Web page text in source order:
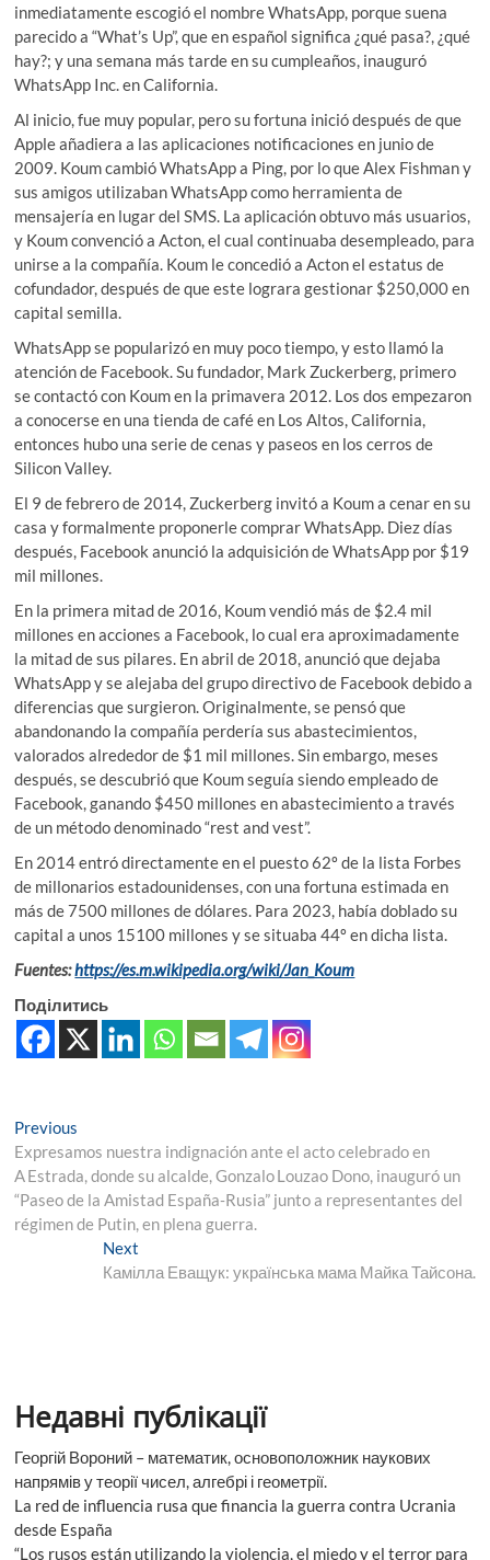
inmediatamente escogió el nombre WhatsApp, porque suena
parecido a “What’s Up”, que en español significa ¿qué pasa?, ¿qué
hay?; y una semana más tarde en su cumpleaños, inauguró
WhatsApp Inc. en California.
Al inicio, fue muy popular, pero su fortuna inició después de que
Apple añadiera a las aplicaciones notificaciones en junio de
2009. Koum cambió WhatsApp a Ping, por lo que Alex Fishman y
sus amigos utilizaban WhatsApp como herramienta de
mensajería en lugar del SMS. La aplicación obtuvo más usuarios,
y Koum convenció a Acton, el cual continuaba desempleado, para
unirse a la compañía. Koum le concedió a Acton el estatus de
cofundador, después de que este lograra gestionar $250,000 en
capital semilla.
WhatsApp se popularizó en muy poco tiempo, y esto llamó la
atención de Facebook. Su fundador, Mark Zuckerberg, primero
se contactó con Koum en la primavera 2012. Los dos empezaron
a conocerse en una tienda de café en Los Altos, California,
entonces hubo una serie de cenas y paseos en los cerros de
Silicon Valley.
El 9 de febrero de 2014, Zuckerberg invitó a Koum a cenar en su
casa y formalmente proponerle comprar WhatsApp. Diez días
después, Facebook anunció la adquisición de WhatsApp por $19
mil millones.
En la primera mitad de 2016, Koum vendió más de $2.4 mil
millones en acciones a Facebook, lo cual era aproximadamente
la mitad de sus pilares. En abril de 2018, anunció que dejaba
WhatsApp y se alejaba del grupo directivo de Facebook debido a
diferencias que surgieron.​ Originalmente, se pensó que
abandonando la compañía perdería sus abastecimientos,
valorados alrededor de $1 mil millones. Sin embargo, meses
después, se descubrió que Koum seguía siendo empleado de
Facebook, ganando $450 millones en abastecimiento a través
de un método denominado “rest and vest”.
En 2014 entró directamente en el puesto 62º de la lista Forbes
de millonarios estadounidenses, con una fortuna estimada en
más de 7500 millones de dólares. Para 2023, había doblado su
capital a unos 15100 millones y se situaba 44º en dicha lista.
Fuentes:https://es.m.wikipedia.org/wiki/Jan_Koum
Поділитись
Навігація
записів
Previous
post:
Expresamos nuestra indignación ante el acto celebrado en
A Estrada, donde su alcalde, Gonzalo Louzao Dono, inauguró un
“Paseo de la Amistad España‑Rusia” junto a representantes del
régimen de Putin, en plena guerra.
NextNext
post:
Камілла Еващук: українська мама Майка Тайсона.
Недавні публікації
Георгій Вороний – математик, основоположник наукових
напрямів у теорії чисел, алгебрі і геометрії.
La red de influencia rusa que financia la guerra contra Ucrania
desde España
“Los rusos están utilizando la violencia, el miedo y el terror para